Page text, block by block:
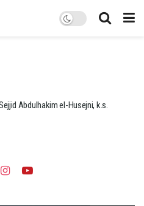
Abdulhakim el-Husejni, k.s.